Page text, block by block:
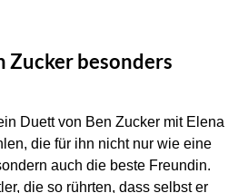
Zucker besonders
Duett von Ben Zucker mit Elena
die für ihn nicht nur wie eine
auch die beste Freundin.
die so rührten, dass selbst er